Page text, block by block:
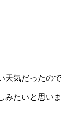
天気だったの
たいと思いま